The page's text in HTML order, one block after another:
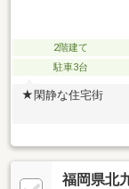
2階建て
駐車3台
★閑静な住宅街
福岡県北